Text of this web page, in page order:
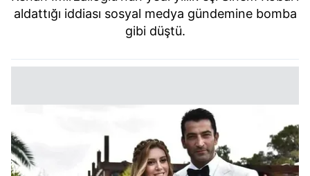
aldattığı iddiası sosyal medya gündemine bomba
gibi düştü.